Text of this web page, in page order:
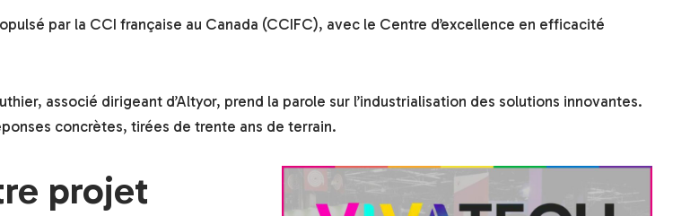
par la CCI française au Canada (CCIFC), avec le Centre d’excellence en efficacité
associé dirigeant d’Altyor, prend la parole sur l’industrialisation des solutions innovantes.
concrètes, tirées de trente ans de terrain.
projet